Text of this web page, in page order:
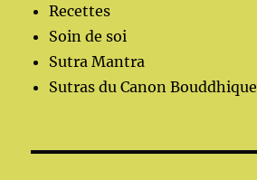
Recettes
Soin de soi
Sutra Mantra
Sutras du Canon Bouddhique